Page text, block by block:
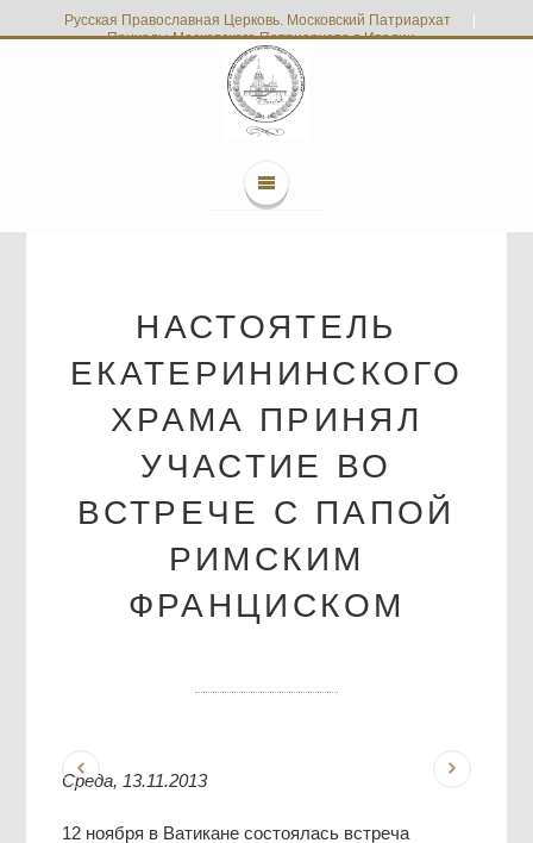
Русская Православная Церковь. Московский Патриархат
Приходы Московского Патриархата в Италии
НАСТОЯТЕЛЬ
ЕКАТЕРИНИНСКОГО
ХРАМА ПРИНЯЛ
УЧАСТИЕ ВО
ВСТРЕЧЕ С ПАПОЙ
РИМСКИМ
ФРАНЦИСКОМ
Среда, 13.11.2013
12 ноября в Ватикане состоялась встреча